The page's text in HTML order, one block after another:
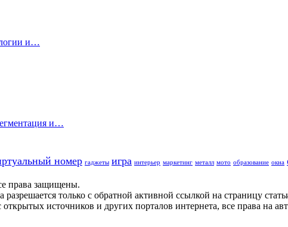
и…
и…
номер гаджеты игра интерьер маркетинг металл мото образование окна
права защищены.
только с обратной активной ссылкой на страницу
источников и других порталов интернета, все права на